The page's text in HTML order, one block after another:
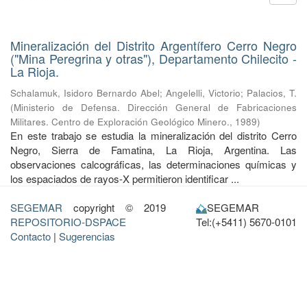
Mineralización del Distrito Argentífero Cerro Negro
("Mina Peregrina y otras"), Departamento Chilecito -
La Rioja.
Schalamuk, Isidoro Bernardo Abel; Angelelli, Victorio; Palacios, T.
(Ministerio de Defensa. Dirección General de Fabricaciones
Militares. Centro de Exploración Geológico Minero., 1989)
En este trabajo se estudia la mineralización del distrito Cerro
Negro, Sierra de Famatina, La Rioja, Argentina. Las
observaciones calcográficas, las determinaciones químicas y
los espaciados de rayos-X permitieron identificar ...
SEGEMAR copyright © 2019
REPOSITORIO-DSPACE
Contacto | Sugerencias
SEGEMAR
Tel:(+5411) 5670-0101